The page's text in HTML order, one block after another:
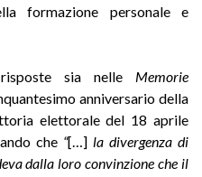
formazione personale e
sia nelle Memorie
anniversario della
elettorale del 18 aprile
che “[…] la divergenza di
dalla loro convinzione che il